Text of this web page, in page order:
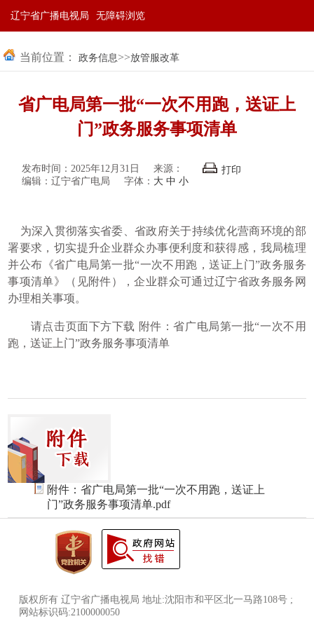
辽宁省广播电视局 无障碍浏览
当前位置： 政务信息>>放管服改革
省广电局第一批“一次不用跑，送证上
门”政务服务事项清单
发布时间：2025年12月31日
来源：
编辑：辽宁省广电局
字体： 大 中小
打印
为深入贯彻落实省委、省政府关于持续优化营商环境的部
署要求，切实提升企业群众办事便利度和获得感，我局梳理
并公布《省广电局第一批“一次不用跑，送证上门”政务服务
事项清单》（见附件），企业群众可通过辽宁省政务服务网
办理相关事项。
请点击页面下方下载 附件：省广电局第一批“一次不用
跑，送证上门”政务服务事项清单
附件：省广电局第一批“一次不用跑，送证上
门”政务服务事项清单.pdf
版权所有 辽宁省广播电视局 地址:沈阳市和平区北一马路108号 ;
网站标识码:2100000050